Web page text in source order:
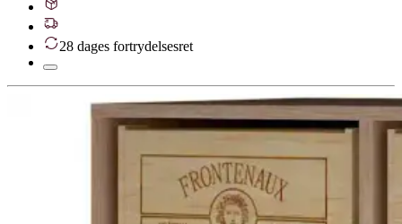
28 dages fortrydelsesret